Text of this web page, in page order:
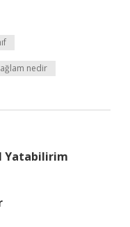
nedir
Yatabilirim